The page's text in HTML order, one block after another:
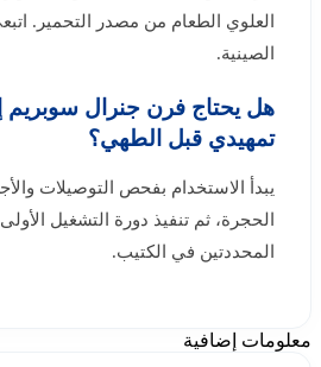
العلوي الطعام من مصدر التحمير.
الصينية.
هل يحتاج فرن جنرال سوبريم
تمهيدي قبل الطهي؟
يبدأ الاستخدام بفحص التوصيلات
الحجرة، ثم تنفيذ دورة التشغيل
المحددتين في الكتيب.
معلومات إضافية